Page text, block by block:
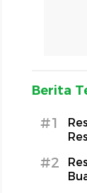
Berita
#1
#2